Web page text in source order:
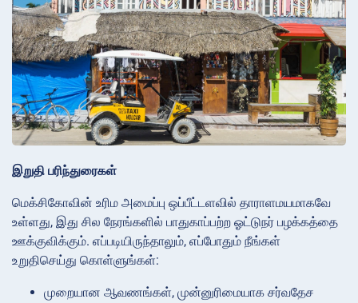
இறுதி பரிந்துரைகள்
மெக்சிகோவின் உரிம அமைப்பு ஒப்பீட்டளவில் தாராளமயமாகவே
உள்ளது, இது சில நேரங்களில் பாதுகாப்பற்ற ஓட்டுநர் பழக்கத்தை
ஊக்குவிக்கும். எப்படியிருந்தாலும், எப்போதும் நீங்கள்
உறுதிசெய்து கொள்ளுங்கள்:
முறையான ஆவணங்கள், முன்னுரிமையாக சர்வதேச